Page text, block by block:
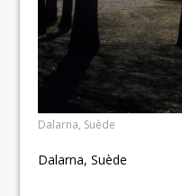
Dalarna, Suède
Dalarna, Suède